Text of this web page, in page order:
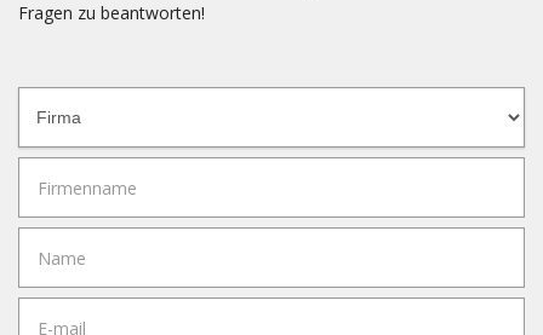
Fragen zu beantworten!